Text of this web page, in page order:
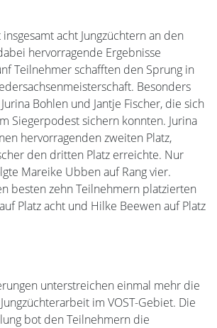
insgesamt acht Jungzüchtern an den
hervorragende Ergebnisse
Teilnehmer schafften den Sprung in
Besonders
Bohlen und Jantje Fischer, die sich
Siegerpodest sichern konnten. Jurina
hervorragenden zweiten Platz,
den dritten Platz erreichte. Nur
Mareike Ubben auf Rang vier.
besten zehn Teilnehmern platzierten
Platz acht und Hilke Beewen auf Platz
unterstreichen einmal mehr die
im VOST-Gebiet. Die
bot den Teilnehmern die